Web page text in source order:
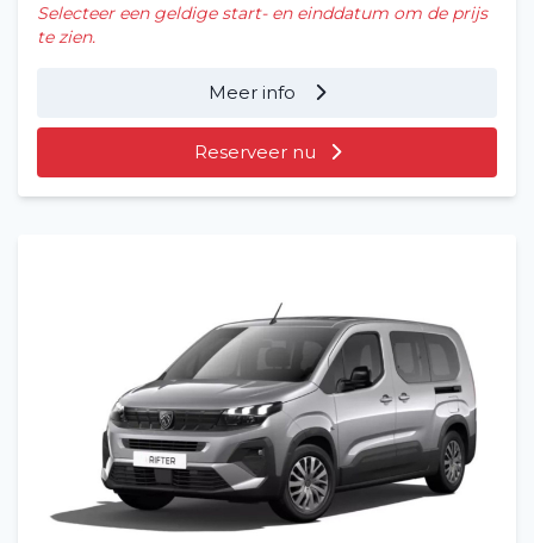
Selecteer een geldige start- en einddatum om de prijs
te zien.
Meer info
Reserveer nu